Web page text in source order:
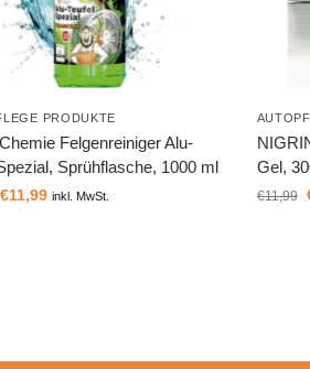
PRODUKTE
Felgenreiniger Alu-
Sprühflasche, 1000 ml
€11,99 inkl. MwSt.
Gel,
€11,99